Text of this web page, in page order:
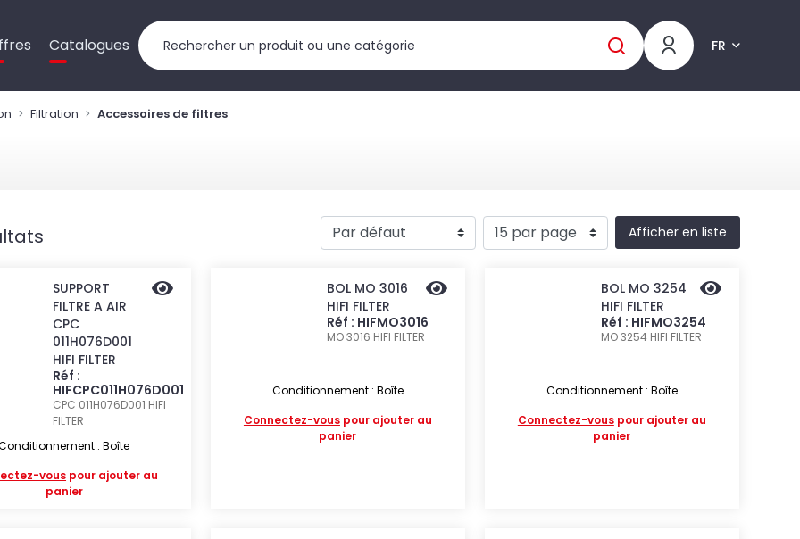
Catalogues FR
Filtration Accessoires de filtres
Afficher en liste
SUPPORT
FILTRE A AIR
CPC
011H076D001
HIFI FILTER
Réf :
HIFCPC011H076D001
CPC 011H076D001 HIFI
FILTER
: Boîte
vous pour ajouter au
panier
BOL MO 3016
HIFI FILTER
Réf : HIFMO3016
MO 3016 HIFI FILTER
Conditionnement : Boîte
Connectez-vouspour ajouter au
panier
BOL MO 3254
HIFI FILTER
Réf : HIFMO3254
MO 3254 HIFI FILTER
Conditionnement : Boîte
Connectez-vouspour ajouter au
panier